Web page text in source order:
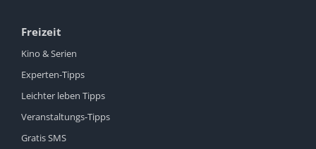
Freizeit
Kino & Serien
Experten-Tipps
Leichter leben Tipps
Veranstaltungs-Tipps
Gratis SMS